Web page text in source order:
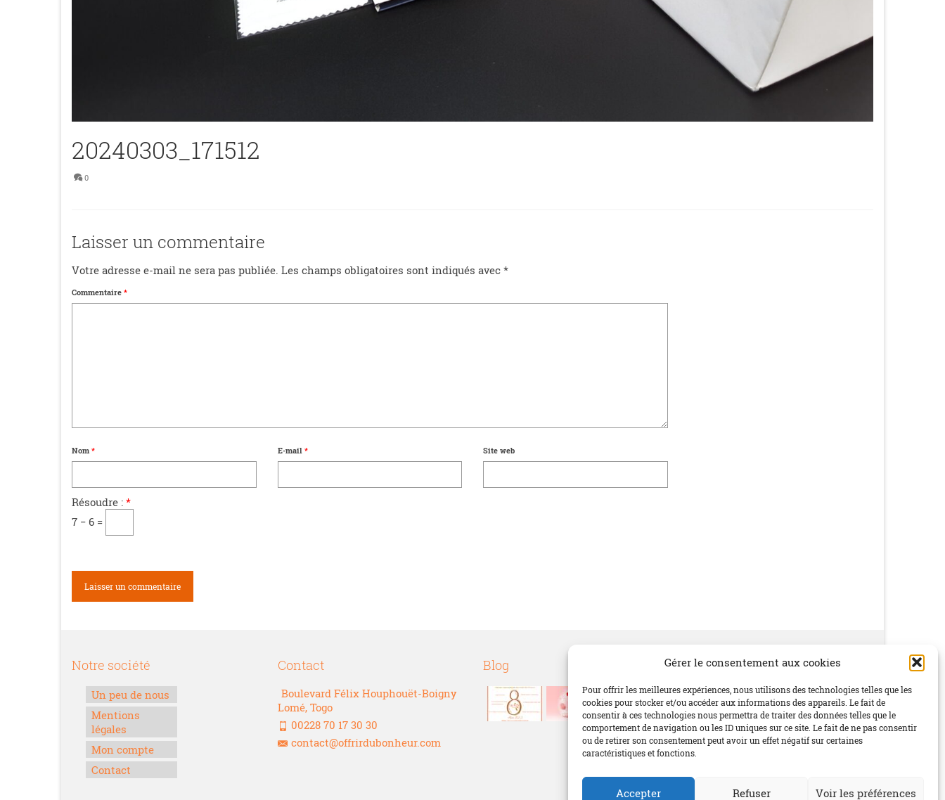
Gérer le consentement aux cookies
Pour offrir les meilleures expériences, nous utilisons des technologies telles que les
cookies pour stocker et/ou accéder aux informations des appareils. Le fait de
consentir à ces technologies nous permettra de traiter des données telles que le
comportement de navigation ou les ID uniques sur ce site. Le fait de ne pas consentir
ou de retirer son consentement peut avoir un effet négatif sur certaines
caractéristiques et fonctions.
Accepter Refuser Voir les préférences
20240303_171512
0
Laisser un commentaire
Votre adresse e-mail ne sera pas publiée. Les champs obligatoires sont indiqués avec *
Commentaire *
Nom * E-mail * Site web
Résoudre : *
7 − 6 =
Notre société
Un peu de nous
Mentions
légales
Mon compte
Contact
Contact
Boulevard Félix Houphouët-Boigny
Lomé, Togo
00228 70 17 30 30
contact@offrirdubonheur.com
Blog Social